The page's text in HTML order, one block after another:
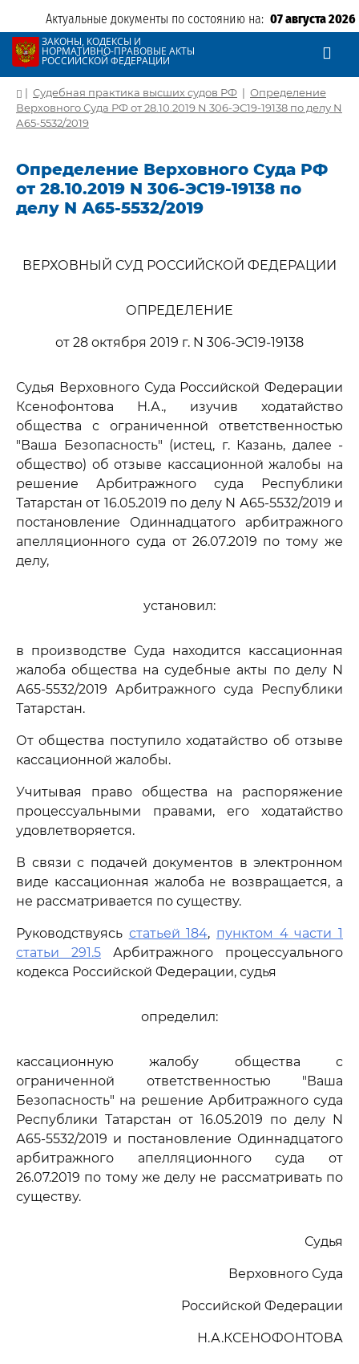
Актуальные документы по состоянию на: 07 августа 2026
ЗАКОНЫ, КОДЕКСЫ И
НОРМАТИВНО-ПРАВОВЫЕ АКТЫ
РОССИЙСКОЙ ФЕДЕРАЦИИ
| Судебная практика высших судов РФ | Определение
Верховного Суда РФ от 28.10.2019 N 306-ЭС19-19138 по делу N
А65-5532/2019
Определение Верховного Суда РФ
от 28.10.2019 N 306-ЭС19-19138 по
делу N А65-5532/2019
ВЕРХОВНЫЙ СУД РОССИЙСКОЙ ФЕДЕРАЦИИ
ОПРЕДЕЛЕНИЕ
от 28 октября 2019 г. N 306-ЭС19-19138
Судья Верховного Суда Российской Федерации
Ксенофонтова Н.А., изучив ходатайство
общества с ограниченной ответственностью
"Ваша Безопасность" (истец, г. Казань, далее -
общество) об отзыве кассационной жалобы на
решение Арбитражного суда Республики
Татарстан от 16.05.2019 по делу N А65-5532/2019 и
постановление Одиннадцатого арбитражного
апелляционного суда от 26.07.2019 по тому же
делу,
установил:
в производстве Суда находится кассационная
жалоба общества на судебные акты по делу N
А65-5532/2019 Арбитражного суда Республики
Татарстан.
От общества поступило ходатайство об отзыве
кассационной жалобы.
Учитывая право общества на распоряжение
процессуальными правами, его ходатайство
удовлетворяется.
В связи с подачей документов в электронном
виде кассационная жалоба не возвращается, а
не рассматривается по существу.
Руководствуясь статьей 184, пунктом 4 части 1
статьи 291.5 Арбитражного процессуального
кодекса Российской Федерации, судья
определил:
кассационную жалобу общества с
ограниченной ответственностью "Ваша
Безопасность" на решение Арбитражного суда
Республики Татарстан от 16.05.2019 по делу N
А65-5532/2019 и постановление Одиннадцатого
арбитражного апелляционного суда от
26.07.2019 по тому же делу не рассматривать по
существу.
Судья
Верховного Суда
Российской Федерации
Н.А.КСЕНОФОНТОВА